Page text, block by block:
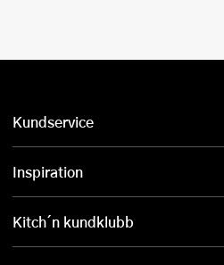
Kundservice
Inspiration
Kitch´n kundklubb